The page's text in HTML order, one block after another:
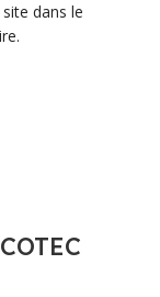
dans le